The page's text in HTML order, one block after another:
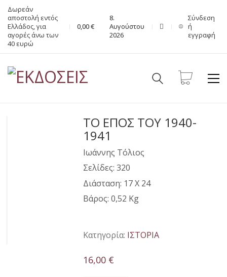
Δωρεάν
αποστολή εντός
Ελλάδος, για
αγορές άνω των
40 ευρώ
0,00€
8.
Αυγούστου
2026
Σύνδεση
ή
εγγραφή
ΤΟ ΕΠΟΣ ΤΟΥ 1940-
1941
Ιωάννης Τόλιος
Σελίδες: 320
Διάσταση: 17 Χ 24
Βάρος: 0,52 Kg
Κατηγορία: ΙΣΤΟΡΙΑ
16,00 €